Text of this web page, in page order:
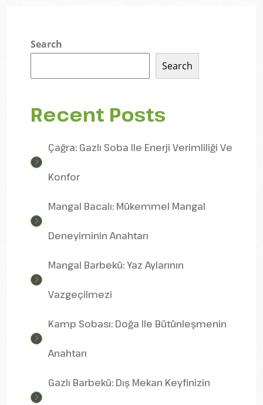
Search
Search
Recent Posts
Çağra: Gazlı Soba Ile Enerji Verimliliği Ve
Konfor
Mangal Bacalı: Mükemmel Mangal
Deneyiminin Anahtarı
Mangal Barbekü: Yaz Aylarının
Vazgeçilmezi
Kamp Sobası: Doğa Ile Bütünleşmenin
Anahtarı
Gazlı Barbekü: Dış Mekan Keyfinizin